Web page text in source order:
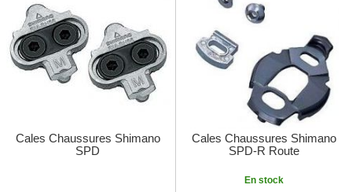
Cales Chaussures Shimano
SPD
Cales Chaussures Shimano
SPD-R Route
En stock